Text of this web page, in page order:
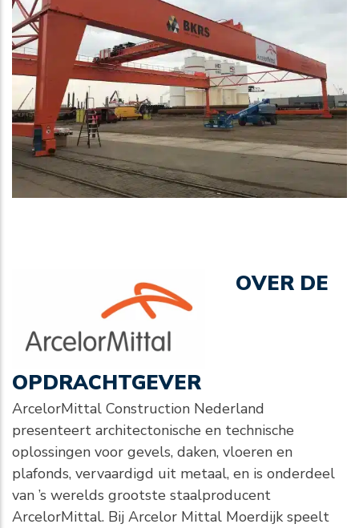
OVER DE
OPDRACHTGEVER
ArcelorMittal Construction Nederland
presenteert architectonische en technische
oplossingen voor gevels, daken, vloeren en
plafonds, vervaardigd uit metaal, en is onderdeel
van ’s werelds grootste staalproducent
ArcelorMittal. Bij Arcelor Mittal Moerdijk speelt